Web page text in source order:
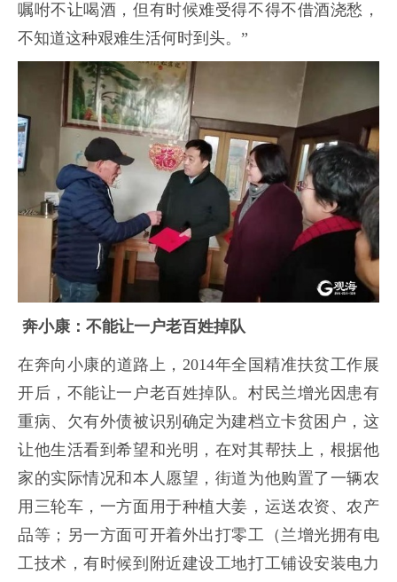
嘱咐不让喝酒，但有时候难受得不得不借酒浇愁，
不知道这种艰难生活何时到头。 ”
奔小康：不能让一户老百姓掉队
在奔向小康的道路上， 2014年全国精准扶贫工作展
开后，不能让一户老百姓掉队。村民兰增光因患有
重病、欠有外债被识别确定为建档立卡贫困户，这
让他生活看到希望和光明，在对其帮扶上，根据他
家的实际情况和本人愿望，街道为他购置了一辆农
用三轮车，一方面用于种植大姜，运送农资、农产
品等；另一方面可开着外出打零工（兰增光拥有电
工技术，有时候到附近建设工地打工铺设安装电力